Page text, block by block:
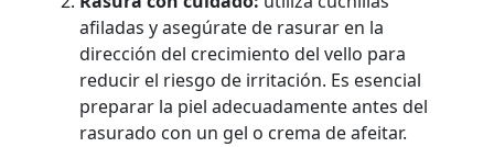
afiladas y asegúrate de rasurar en la
dirección del crecimiento del vello para
reducir el riesgo de irritación. Es esencial
preparar la piel adecuadamente antes del
rasurado con un gel o crema de afeitar.